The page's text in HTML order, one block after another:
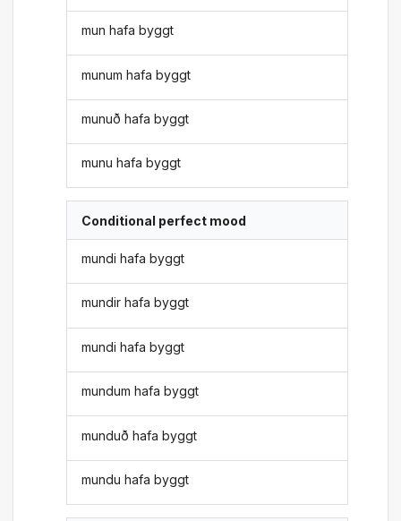
mun hafa byggt
munum hafa byggt
munuð hafa byggt
munu hafa byggt
Conditional perfect mood
mundi hafa byggt
mundir hafa byggt
mundi hafa byggt
mundum hafa byggt
munduð hafa byggt
mundu hafa byggt